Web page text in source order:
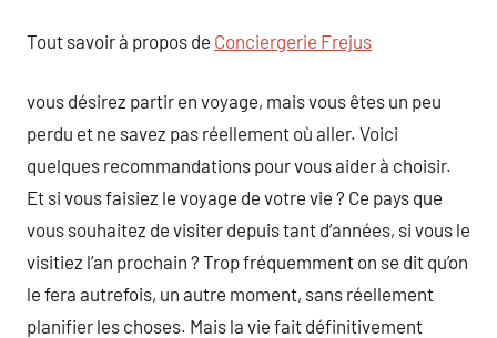
Tout savoir à propos de Conciergerie Frejus
vous désirez partir en voyage, mais vous êtes un peu
perdu et ne savez pas réellement où aller. Voici
quelques recommandations pour vous aider à choisir.
Et si vous faisiez le voyage de votre vie ? Ce pays que
vous souhaitez de visiter depuis tant d’années, si vous le
visitiez l’an prochain ? Trop fréquemment on se dit qu’on
le fera autrefois, un autre moment, sans réellement
planifier les choses. Mais la vie fait définitivement